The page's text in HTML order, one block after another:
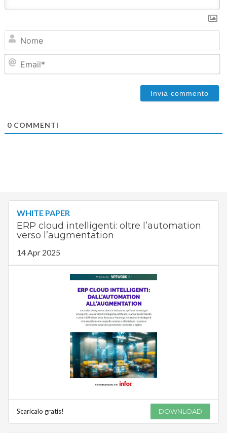
0COMMENTI
WHITE PAPER
ERP cloud intelligenti: oltre l’automation
verso l’augmentation
14 Apr 2025
Scaricalo gratis! DOWNLOAD